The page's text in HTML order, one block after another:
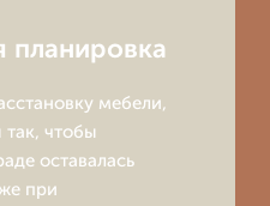
планировка
мебели,
чтобы
оставалась
при